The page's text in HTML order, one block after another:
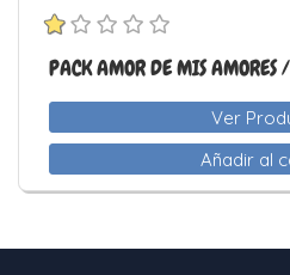
PACK AMOR DE MIS AMORES
Ver
Añadir al